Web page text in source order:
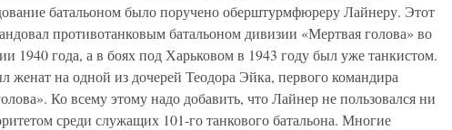
батальоном было поручено оберштурмфюреру Лайнеру. Этот
противотанковым батальоном дивизии «Мертвая голова» во
1940 года, а в боях под Харьковом в 1943 году был уже танкистом.
женат на одной из дочерей Теодора Эйка, первого командира
Ко всему этому надо добавить, что Лайнер не пользовался ни
среди служащих 101-го танкового батальона. Многие